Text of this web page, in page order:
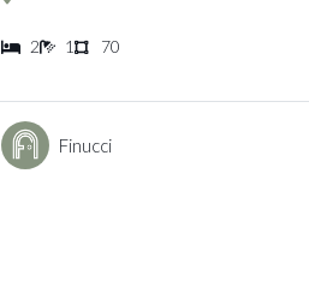
2 1 70
Finucci